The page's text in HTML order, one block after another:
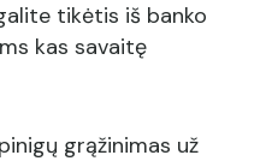
tikėtis iš banko
kas savaitę
grąžinimas už